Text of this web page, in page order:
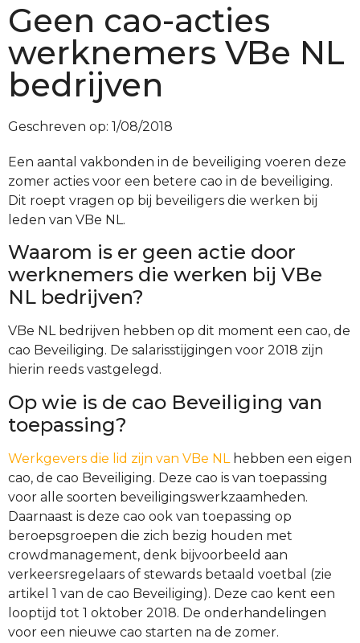
Geen cao-acties
werknemers VBe NL
bedrijven
Geschreven op: 1/08/2018
Een aantal vakbonden in de beveiliging voeren deze
zomer acties voor een betere cao in de beveiliging.
Dit roept vragen op bij beveiligers die werken bij
leden van VBe NL.
Waarom is er geen actie door
werknemers die werken bij VBe
NL bedrijven?
VBe NL bedrijven hebben op dit moment een cao, de
cao Beveiliging. De salarisstijgingen voor 2018 zijn
hierin reeds vastgelegd.
Op wie is de cao Beveiliging van
toepassing?
Werkgevers die lid zijn van VBe NL
hebben een eigen
cao, de cao Beveiliging. Deze cao is van toepassing
voor alle soorten beveiligingswerkzaamheden.
Daarnaast is deze cao ook van toepassing op
beroepsgroepen die zich bezig houden met
crowdmanagement, denk bijvoorbeeld aan
verkeersregelaars of stewards betaald voetbal (zie
artikel 1 van de cao Beveiliging). Deze cao kent een
looptijd tot 1 oktober 2018. De onderhandelingen
voor een nieuwe cao starten na de zomer.